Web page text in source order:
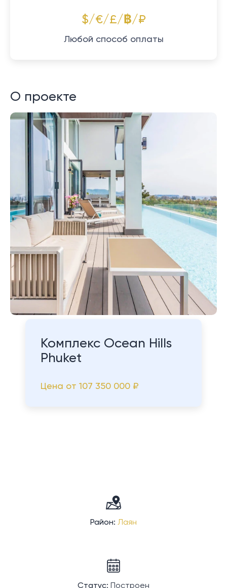
$/€/£/฿/₽
Любой способ оплаты
О проекте
Комплекс Ocean Hills
Phuket
Цена от 107 350 000 ₽
Район: Лаян
Статус: Построен